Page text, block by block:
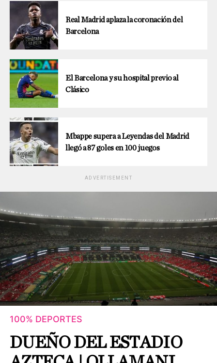
Real Madrid aplaza la coronación del
Barcelona
El Barcelona y su hospital previo al
Clásico
Mbappe supera a Leyendas del Madrid
llegó a 87 goles en 100 juegos
ADVERTISEMENT
100% DEPORTES
DUEÑO DEL ESTADIO